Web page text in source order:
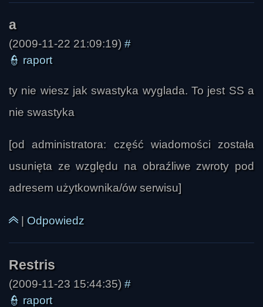
(2009-11-22 21:09:19) #
👮 raport
ty nie wiesz jak swastyka wyglada. To jest SS a
nie swastyka
[od administratora: część wiadomości została
usunięta ze względu na obraźliwe zwroty pod
adresem użytkownika/ów serwisu]
Odpowiedz
(2009-11-23 15:44:35) #
👮 raport
dD